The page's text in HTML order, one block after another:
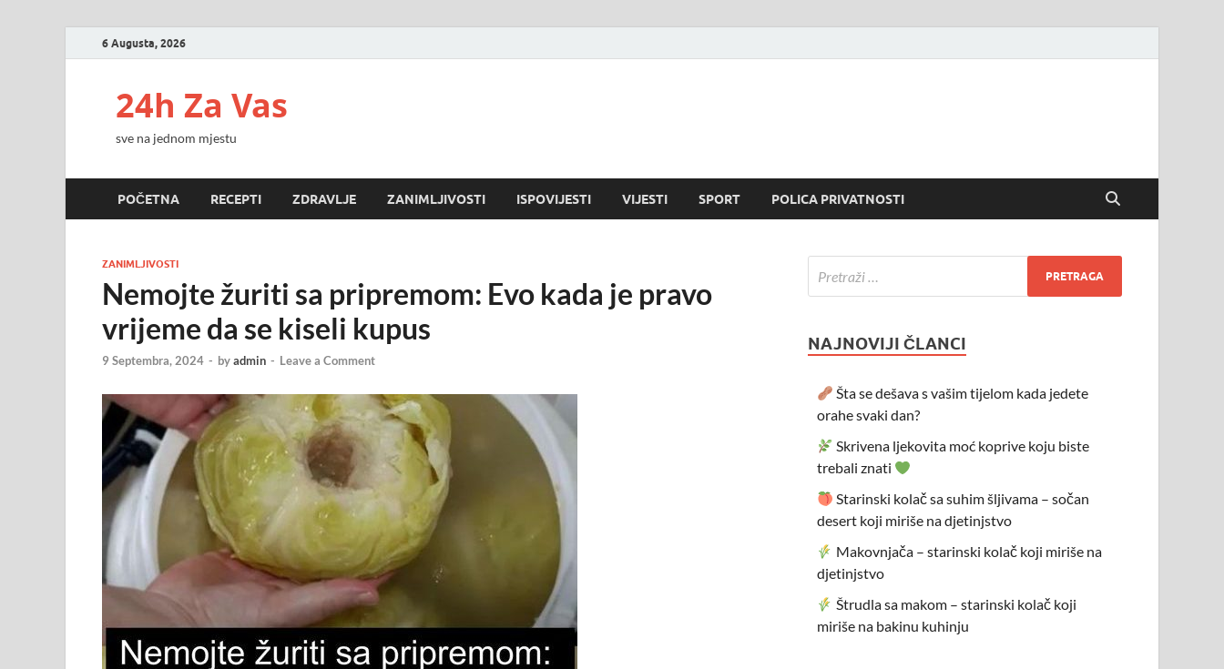
6 Augusta, 2026
24h Za Vas
sve na jednom mjestu
POČETNA RECEPTI ZDRAVLJE ZANIMLJIVOSTI ISPOVIJESTI VIJESTI SPORT POLICA PRIVATNOSTI
ZANIMLJIVOSTI
Nemojte žuriti sa pripremom: Evo kada je pravo
vrijeme da se kiseli kupus
9 Septembra, 2024 - byadmin - Leave a Comment
NAJNOVIJI ČLANCI
Šta se dešava s vašim tijelom kada jedete
orahe svaki dan?
Skrivena ljekovita moć koprive koju biste
trebali znati
Starinski kolač sa suhim šljivama – sočan
desert koji miriše na djetinjstvo
Makovnjača – starinski kolač koji miriše na
djetinjstvo
Štrudla sa makom – starinski kolač koji
miriše na bakinu kuhinju